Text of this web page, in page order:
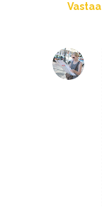
Vastaa